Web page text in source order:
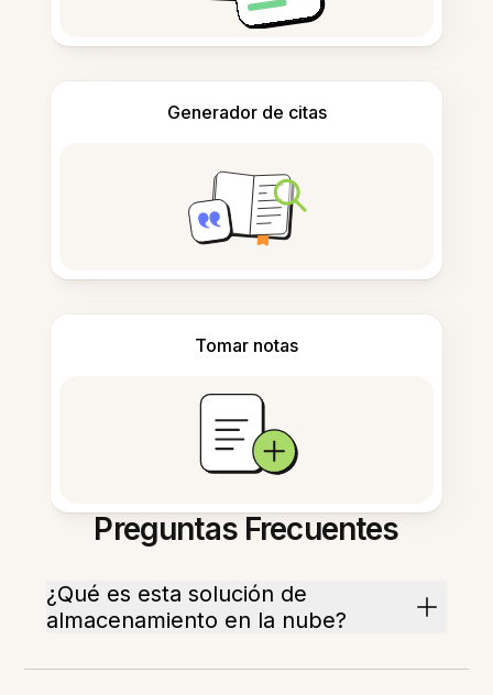
Generador de citas
Tomar notas
Preguntas Frecuentes
¿Qué es esta solución de
almacenamiento en la nube?